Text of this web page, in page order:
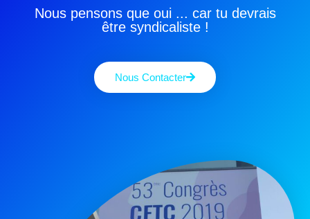
Nous pensons que oui ... car tu devrais
être syndicaliste !
Nous Contacter